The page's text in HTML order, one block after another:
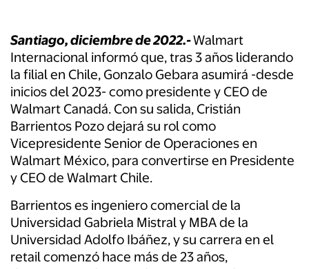
Santiago, diciembre de 2022.-Walmart
Internacional informó que, tras 3 años liderando
la filial en Chile, Gonzalo Gebara asumirá -desde
inicios del 2023- como presidente y CEO de
Walmart Canadá. Con su salida, Cristián
Barrientos Pozo dejará su rol como
Vicepresidente Senior de Operaciones en
Walmart México, para convertirse en Presidente
y CEO de Walmart Chile.
Barrientos es ingeniero comercial de la
Universidad Gabriela Mistral y MBA de la
Universidad Adolfo Ibáñez, y su carrera en el
retail comenzó hace más de 23 años,